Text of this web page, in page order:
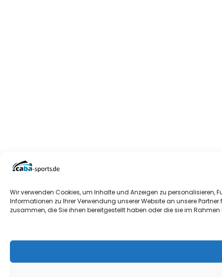
Wir verwenden Cookies, um Inhalte und Anzeigen zu
Informationen zu Ihrer Verwendung unserer Website an unsere
zusammen, die Sie ihnen bereitgestellt haben oder die sie im